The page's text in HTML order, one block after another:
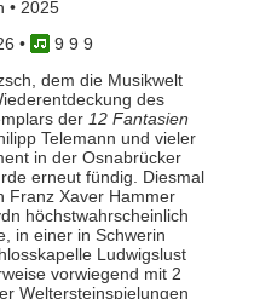
• 2025
•
9 9 9
dem die Musikwelt
des
der 12 Fantasien
Telemann und vieler
in der Osnabrücker
erneut fündig. Diesmal
Franz Xaver Hammer
höchstwahrscheinlich
in einer in Schwerin
Ludwigslust
vorwiegend mit 2
Weltersteinspielungen